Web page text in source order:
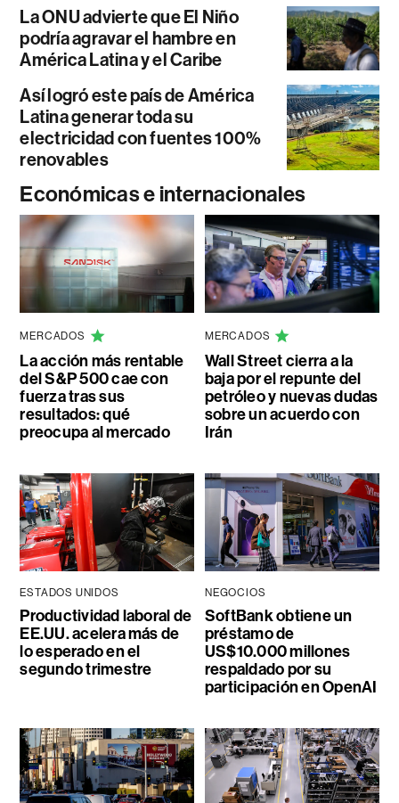
La ONU advierte que El Niño
podría agravar el hambre en
América Latina y el Caribe
Así logró este país de América
Latina generar toda su
electricidad con fuentes 100%
renovables
Económicas e internacionales
MERCADOS
La acción más rentable
del S&P 500 cae con
fuerza tras sus
resultados: qué
preocupa al mercado
MERCADOS
Wall Street cierra a la
baja por el repunte del
petróleo y nuevas dudas
sobre un acuerdo con
Irán
ESTADOS UNIDOS
Productividad laboral de
EE.UU. acelera más de
lo esperado en el
segundo trimestre
NEGOCIOS
SoftBank obtiene un
préstamo de
US$10.000 millones
respaldado por su
participación en OpenAI